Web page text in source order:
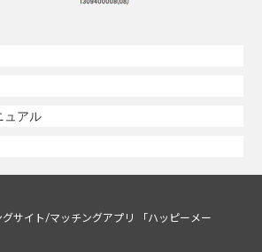
ュアル
サイト/マッチングアプリ 「ハッピーメー